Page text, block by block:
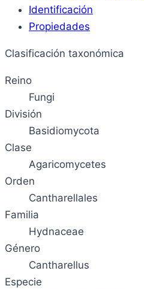
Identificación
Propiedades
Clasificación taxonómica
Reino
Fungi
División
Basidiomycota
Clase
Agaricomycetes
Orden
Cantharellales
Familia
Hydnaceae
Género
Cantharellus
Especie